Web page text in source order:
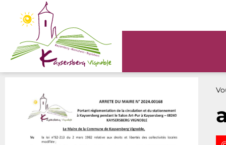
Panneau de gestion des cookies